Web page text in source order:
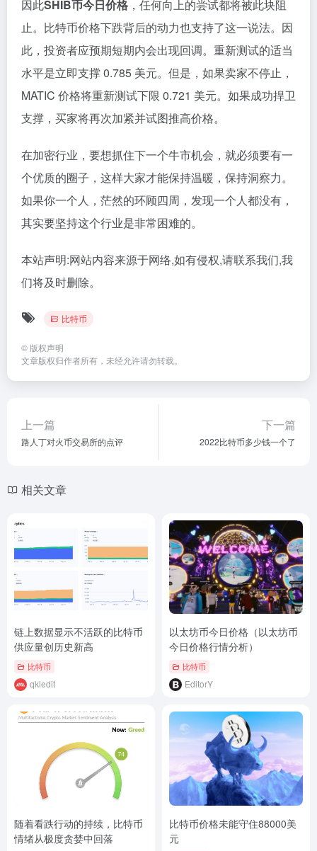
因此SHIB币今日价格 ，任何向上的尝试都将被此块阻
止。比特币价格下跌背后的动力也支持了这一说法。因
此，投资者应预期短期内会出现回调。重新测试的适当
水平是立即支撑 0.785 美元。但是，如果卖家不停止，
MATIC 价格将重新测试下限 0.721 美元。如果成功捍卫
支撑，买家将再次加紧并试图推高价格。
在加密行业，要想抓住下一个牛市机会，就必须要有一
个优质的圈子，这样大家才能保持温暖，保持洞察力。
如果你一个人，茫然的环顾四周，发现一个人都没有，
其实要坚持这个行业是非常困难的。
本站声明:网站内容来源于网络,如有侵权,请联系我们,我
们将及时删除。
比特币
© 版权声明
文章版权归作者所有，未经允许请勿转载。
上一篇
路人丁对火币交易所的点评
下一篇
2022比特币多少钱一个了
相关文章
链上数据显示不活跃的比特币
供应量创历史新高
比特币
qkledit
以太坊币今日价格（以太坊币
今日价格行情分析）
比特币
EditorY
随着看跌行动的持续，比特币
情绪从极度贪婪中回落
比特币价格未能守住88000美
元